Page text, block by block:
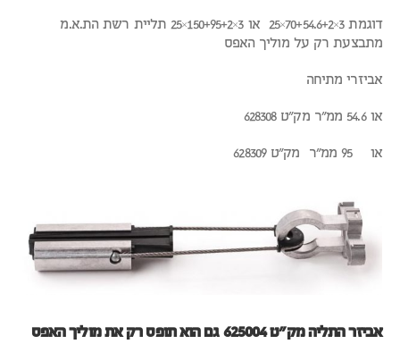
דוגמת 3×70+54.6+2×25 או 3×150+95+2×25 תליית רשת הת.א.מ
מתבצעת רק על מוליך האפס
אביזרי מתיחה
או 54.6 ממ"ר מק"ט 628308
או 95 ממ"ר מק"ט 628309
אביזר התליה מק"ט 625004 גם הוא תופס רק את מוליך האפס